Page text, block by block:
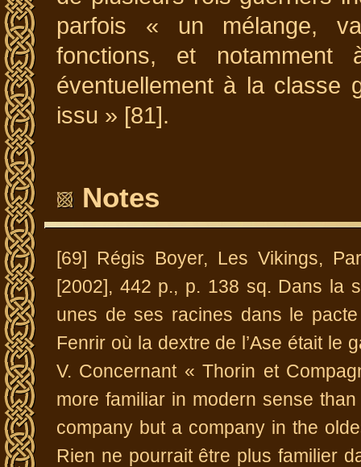
parfois « un mélange,
fonctions, et
éventuellement à la classe
issu » [81].
Notes
[69] Régis Boyer, Les Vikings,
[2002], 442 p., p. 138 sq. Dans la
unes de ses racines dans le
Fenrir où la dextre de l’Ase était le
V. Concernant « Thorin et
more familiar in modern sense than
company but a company in the
Rien ne pourrait être plus familier